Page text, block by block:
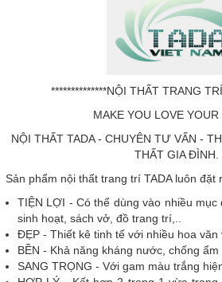
**************NỘI THẤT TRANG
MAKE YOU LOVE YOUR
NỘI THẤT TADA - CHUYÊN TƯ VẤN -
THẤT GIA ĐÌNH.
Sản phẩm nội thất trang trí TADA luôn đặt
TIỆN LỢI - Có thể dùng vào nhiều
sinh hoạt, sách vở, đồ trang trí,..
ĐẸP - Thiết kê tinh tế với nhiều hoa văn
BỀN - Khả năng kháng nước, chống ẩm
SANG TRỌNG - Với gam màu trắng